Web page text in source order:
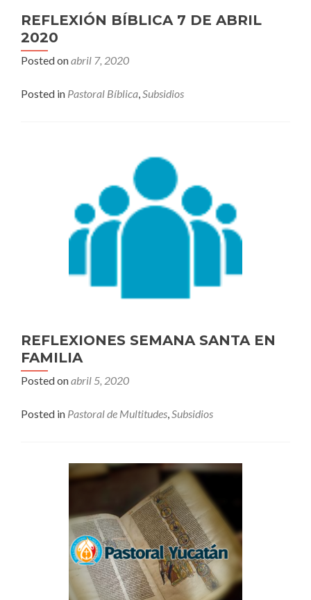
REFLEXIÓN BÍBLICA 7 DE ABRIL
2020
Posted onabril 7, 2020
Posted in Pastoral Bíblica,Subsidios
REFLEXIONES SEMANA SANTA EN
FAMILIA
Posted onabril 5, 2020
Posted in Pastoral de Multitudes,Subsidios